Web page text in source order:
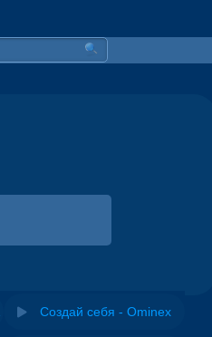
Создай себя - Ominex